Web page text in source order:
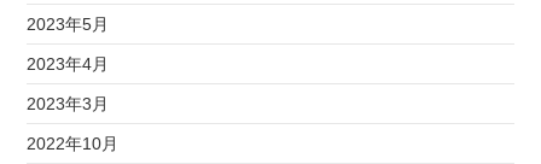
2023年5月
2023年4月
2023年3月
2022年10月